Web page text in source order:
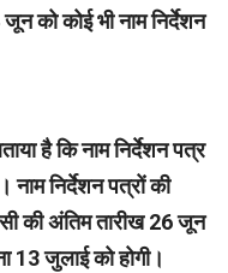
को कोई भी नाम निर्देशन
है कि नाम निर्देशन पत्र
निर्देशन पत्रों की
की अंतिम तारीख 26 जून
13 जुलाई को होगी।